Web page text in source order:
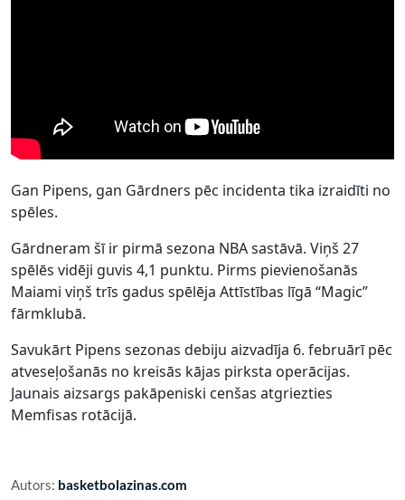
Gan Pipens, gan Gārdners pēc incidenta tika izraidīti no
spēles.
Gārdneram šī ir pirmā sezona NBA sastāvā. Viņš 27
spēlēs vidēji guvis 4,1 punktu. Pirms pievienošanās
Maiami viņš trīs gadus spēlēja Attīstības līgā “Magic”
fārmklubā.
Savukārt Pipens sezonas debiju aizvadīja 6. februārī pēc
atveseļošanās no kreisās kājas pirksta operācijas.
Jaunais aizsargs pakāpeniski cenšas atgriezties
Memfisas rotācijā.
Autors: basketbolazinas.com